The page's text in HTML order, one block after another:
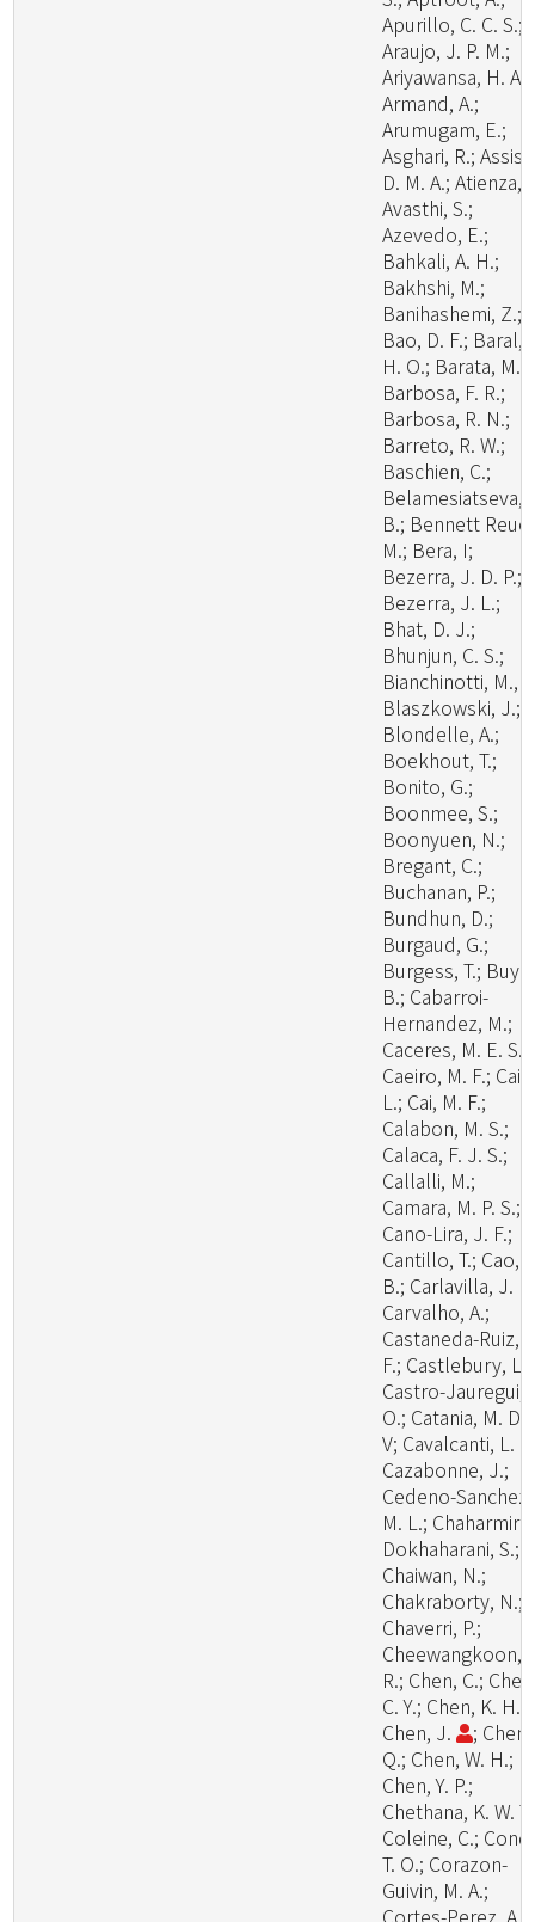
Apurillo, C. C. S.;
Araujo, J. P. M.;
Ariyawansa, H. A.;
Armand, A.;
Arumugam, E.;
Asghari, R.; Assis,
D. M. A.; Atienza,
Avasthi, S.;
Azevedo, E.;
Bahkali, A. H.;
Bakhshi, M.;
Banihashemi, Z.;
Bao, D. F.; Baral,
H. O.; Barata, M.;
Barbosa, F. R.;
Barbosa, R. N.;
Barreto, R. W.;
Baschien, C.;
Belamesiatseva,
B.; Bennett
M.; Bera, I;
Bezerra, J. D. P.;
Bezerra, J. L.;
Bhat, D. J.;
Bhunjun, C. S.;
Bianchinotti, M.,
Blaszkowski, J.;
Blondelle, A.;
Boekhout, T.;
Bonito, G.;
Boonmee, S.;
Boonyuen, N.;
Bregant, C.;
Buchanan, P.;
Bundhun, D.;
Burgaud, G.;
Burgess, T.;
B.; Cabarroi-
Hernandez, M.;
Caceres, M. E. S.;
Caeiro, M. F.; Cai,
L.; Cai, M. F.;
Calabon, M. S.;
Calaca, F. J. S.;
Callalli, M.;
Camara, M. P. S.;
Cano-Lira, J. F.;
Cantillo, T.; Cao,
B.; Carlavilla, J.
Carvalho, A.;
Castaneda-Ruiz,
F.; Castlebury, L.;
Castro-Jauregui,
O.; Catania, M. D.,
V; Cavalcanti, L.
Cazabonne, J.;
Cedeno-Sanchez,
M. L.; Chaharmiri-
Dokhaharani, S.;
Chaiwan, N.;
Chakraborty, N.;
Chaverri, P.;
Cheewangkoon,
R.; Chen, C.;
C. Y.; Chen, K. H.;
Chen, J.
; Chen,
Q.; Chen, W. H.;
Chen, Y. P.;
Chethana, K. W.
Coleine, C.;
T. O.; Corazon-
Guivin, M. A.;
Cortes-Perez, A.;